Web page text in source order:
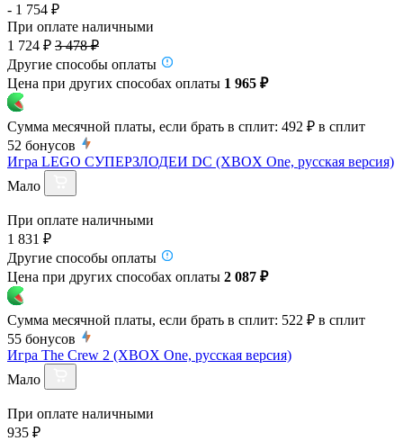
- 1 754 ₽
При оплате наличными
1 724 ₽ 3 478 ₽
Другие способы оплаты
Цена при других способах оплаты 1 965 ₽
Сумма месячной платы, если брать в сплит: 492 ₽ в сплит
52 бонусов
Игра LEGO СУПЕРЗЛОДЕИ DC (XBOX One, русская версия)
Мало
При оплате наличными
1 831 ₽
Другие способы оплаты
Цена при других способах оплаты 2 087 ₽
Сумма месячной платы, если брать в сплит: 522 ₽ в сплит
55 бонусов
Игра The Crew 2 (XBOX One, русская версия)
Мало
При оплате наличными
935 ₽